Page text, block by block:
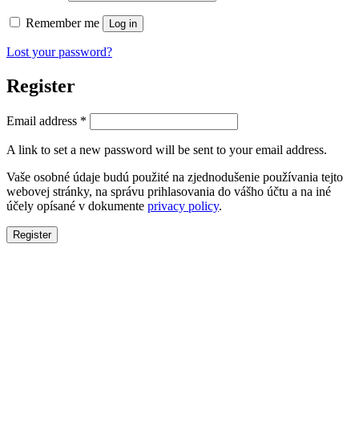
Remember me Log in
Lost your password?
Register
Email address *
A link to set a new password will be sent to your email address.
Vaše osobné údaje budú použité na zjednodušenie používania tejto
webovej stránky, na správu prihlasovania do vášho účtu a na iné
účely opísané v dokumente privacy policy.
Register